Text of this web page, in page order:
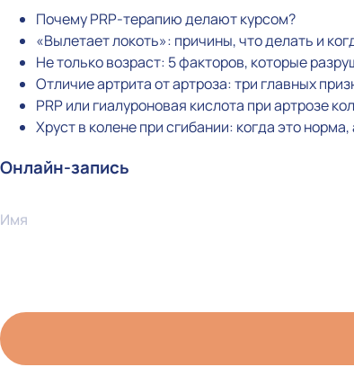
Почему PRP-терапию делают курсом?
«Вылетает локоть»: причины, что делать и
Не только возраст: 5 факторов, которые
Отличие артрита от артроза: три главных
PRP или гиалуроновая кислота при артрозе
Хруст в колене при сгибании: когда это
Онлайн-запись
Имя